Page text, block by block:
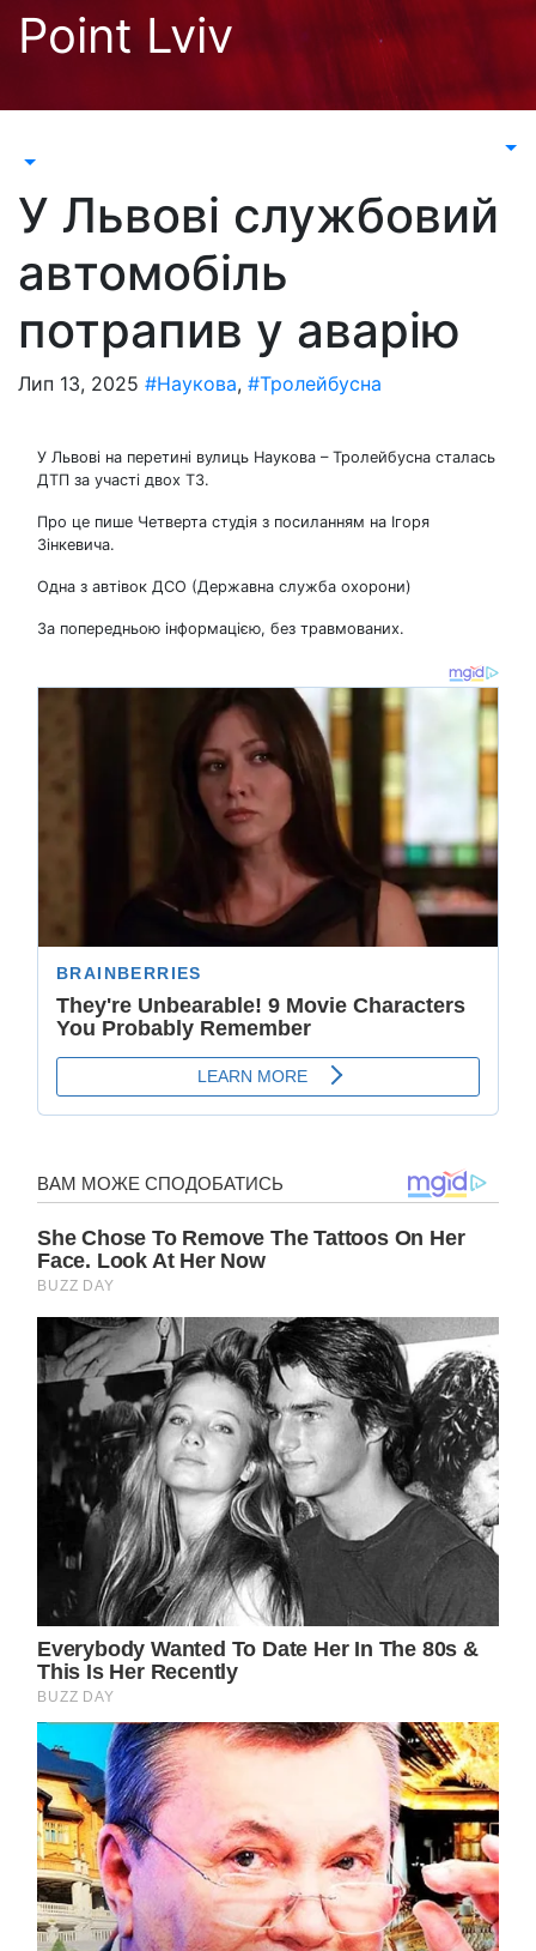
Перейти
Point Lviv
У Львові службовий
автомобіль
потрапив у аварію
Лип 13, 2025 #Наукова, #Тролейбусна
У Львові на перетині вулиць Наукова – Тролейбусна сталась
ДТП за участі двох ТЗ.
Про це пише Четверта студія з посиланням на Ігоря
Зінкевича.
Одна з автівок ДСО (Державна служба охорони)
За попередньою інформацією, без травмованих.